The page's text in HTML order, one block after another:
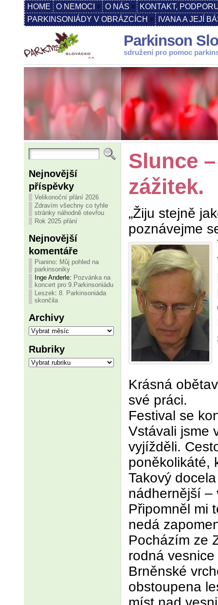
HOME O NEMOCI O NÁS
KONTAKT,
PARKINSONIÁDY V OBRÁZCÍCH
IVANA A JEJÍ
Parkinson
sdružení pro pomoc
Nejnovější
příspěvky
Velikonoční přání 2026
Zdravím všechny co tyhle
stránky náhodně otevřou
Rok 2025 přání
Nejnovější
komentáře
Pianino: Můj pohled na
parkinsoniky
Inge Anderle: Pozvánka na
koncert pro 9.Parkinsoniádu
Leszek: 8. Parkinsoniáda
skončila
Archivy
Archivy
Rubriky
Rubriky
Slunce
zážitek.
„Žiju stejně
poznávejme
Krásná
své práci.
Festival se
Vstávali jsme
vyjížděli.
poněkolikáté,
Takový
nádhernější –
Připomněl mi
nedá
Pocházím ze
rodná
Brněnské
obstoupena